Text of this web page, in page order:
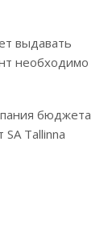
выдавать
необходимо
бюджета
Tallinna